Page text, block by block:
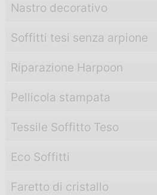
Nastro decorativo
Soffitti tesi senza arpione
Riparazione Harpoon
Pellicola stampata
Tessile Soffitto Teso
Eco Soffitti
Faretto di cristallo